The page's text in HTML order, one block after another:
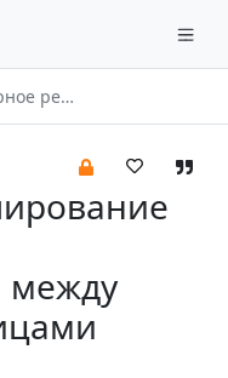
между юридическими лицами
между